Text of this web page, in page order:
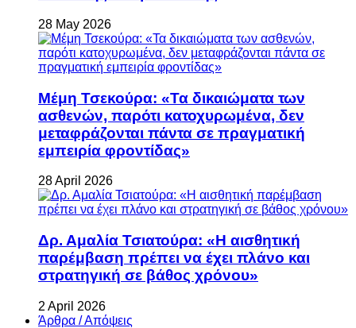
28 May 2026
Μέμη Τσεκούρα: «Τα δικαιώματα των
ασθενών, παρότι κατοχυρωμένα, δεν
μεταφράζονται πάντα σε πραγματική
εμπειρία φροντίδας»
28 April 2026
Δρ. Αμαλία Τσιατούρα: «Η αισθητική
παρέμβαση πρέπει να έχει πλάνο και
στρατηγική σε βάθος χρόνου»
2 April 2026
Άρθρα / Απόψεις